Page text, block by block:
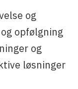
og
opfølgning
og
løsninger